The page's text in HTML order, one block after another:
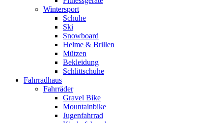
Wintersport
Schuhe
Ski
Snowboard
Helme & Brillen
Mützen
Bekleidung
Schlittschuhe
Fahrradhaus
Fahrräder
Gravel Bike
Mountainbike
Jugenfahrrad